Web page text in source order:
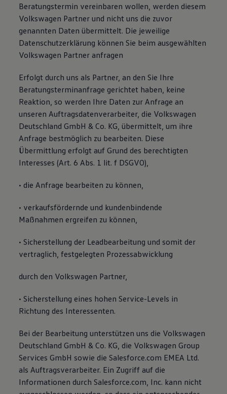
Beratungstermin vereinbaren wollen, werden diesem
Volkswagen Partner und nicht uns die zuvor
genannten Daten übermittelt. Die jeweilige
Datenschutzerklärung können Sie beim ausgewählten
Volkswagen Partner anfragen
Erfolgt durch uns als Partner, an den Sie Ihre
Beratungsterminanfrage gerichtet haben, keine
Reaktion, so werden Ihre Daten zur Anfrage an
unseren Auftragsdatenverarbeiter, die Volkswagen
Deutschland GmbH & Co. KG, übermittelt, um ihre
Anfrage bestmöglich zu bearbeiten. Diese
Übermittlung erfolgt auf Grund des berechtigten
Interesses (Art. 6 Abs. 1 lit. f DSGVO),
• die Anfrage bearbeiten zu können,
• verkaufsfördernde und kundenbindende
Maßnahmen ergreifen zu können,
• Sicherstellung der Leadbearbeitung und somit der
vertraglich, festgelegten Prozessabwicklung
durch den Volkswagen Partner,
• Sicherstellung eines hohen Service-Levels in
Richtung des Interessenten.
Bei der Bearbeitung unterstützen uns die Volkswagen
Deutschland GmbH & Co. KG, die Volkswagen Group
Services GmbH sowie die Salesforce.com EMEA Ltd.
als Auftragsverarbeiter. Ein Zugriff auf die
Informationen durch Salesforce.com, Inc. kann nicht